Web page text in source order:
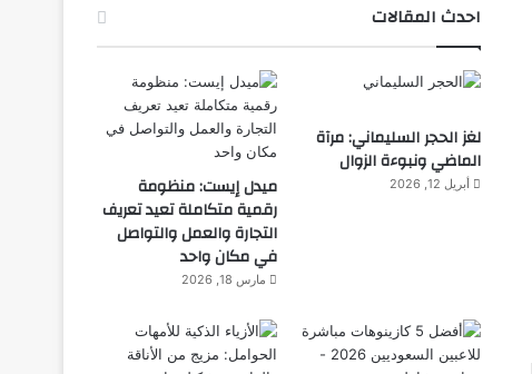
احدث المقالات
لغز الحجر السليماني: مرآة
الماضي ونبوءة الزوال
أبريل 12, 2026
ميدل إيست: منظومة
رقمية متكاملة تعيد تعريف
التجارة والعمل والتواصل
في مكان واحد
مارس 18, 2026